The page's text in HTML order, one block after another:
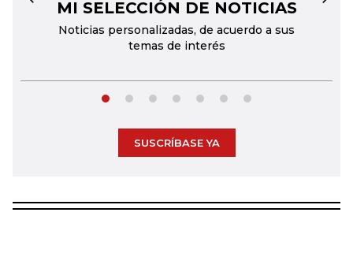
MI SELECCIÓN DE NOTICIAS
Noticias personalizadas, de acuerdo a sus
temas de interés
← →
SUSCRÍBASE YA